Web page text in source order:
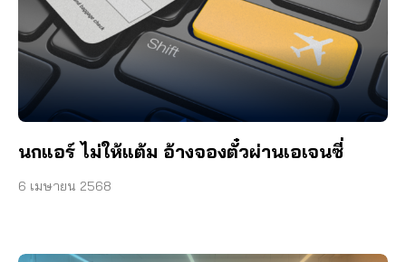
นกแอร์ ไม่ให้แต้ม อ้างจองตั๋วผ่านเอเจนซี่
6 เมษายน 2568